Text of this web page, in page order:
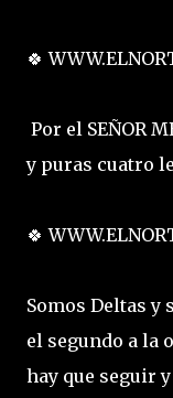
🍀
Por el SEÑOR
y puras cuatro
🍀
Somos Deltas
el segundo a la
hay que seguir